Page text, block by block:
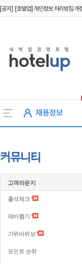
채용정보
커뮤니티
고객라운지
출석체크
제비뽑기
가위바위보
포인트 순위